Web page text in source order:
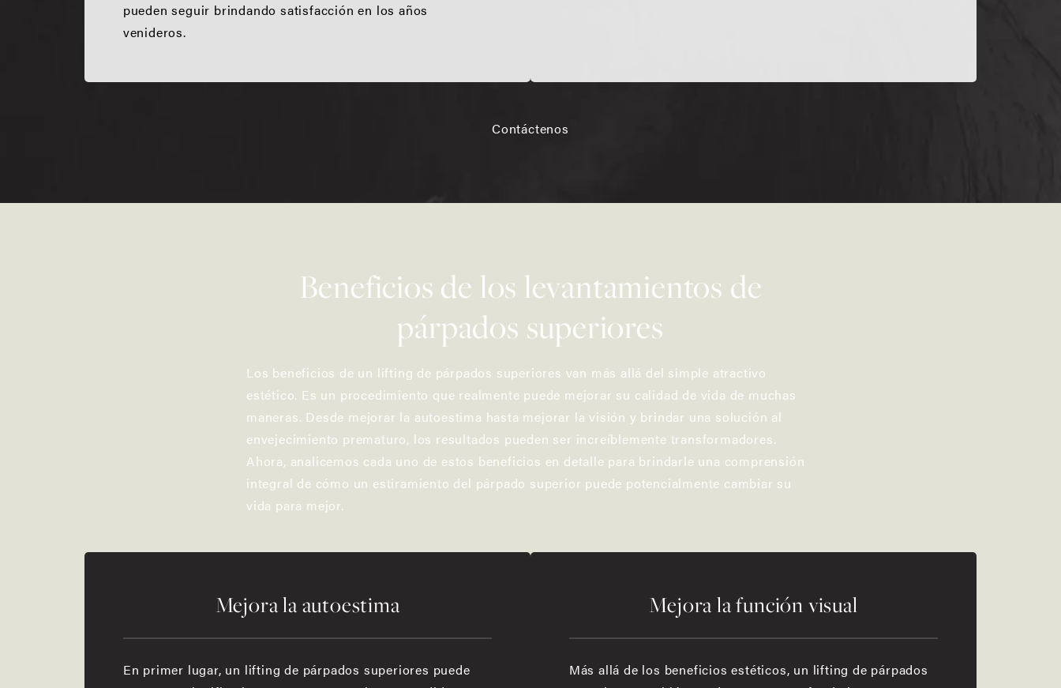
pueden seguir brindando satisfacción en los años
venideros.
Contáctenos
Beneficios de los levantamientos de
párpados superiores
Los beneficios de un lifting de párpados superiores van más allá del simple atractivo
estético. Es un procedimiento que realmente puede mejorar su calidad de vida de muchas
maneras. Desde mejorar la autoestima hasta mejorar la visión y brindar una solución al
envejecimiento prematuro, los resultados pueden ser increíblemente transformadores.
Ahora, analicemos cada uno de estos beneficios en detalle para brindarle una comprensión
integral de cómo un estiramiento del párpado superior puede potencialmente cambiar su
vida para mejor.
Mejora la autoestima
En primer lugar, un lifting de párpados superiores puede
Mejora la función visual
Más allá de los beneficios estéticos, un lifting de párpados